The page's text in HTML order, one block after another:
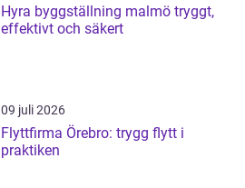
Hyra byggställning malmö tryggt,
effektivt och säkert
09 juli 2026
Flyttfirma Örebro: trygg flytt i
praktiken